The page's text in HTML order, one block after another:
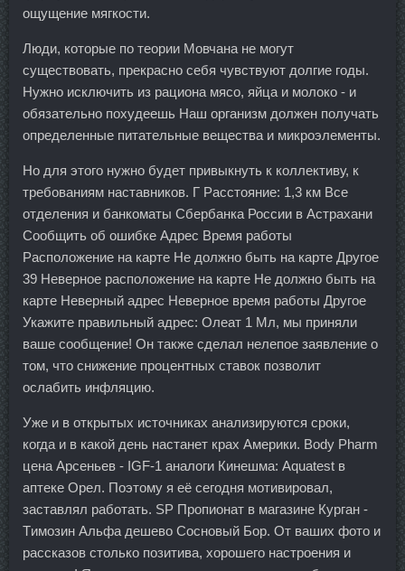
ощущение мягкости.
Люди, которые по теории Мовчана не могут
существовать, прекрасно себя чувствуют долгие годы.
Нужно исключить из рациона мясо, яйца и молоко - и
обязательно похудеешь Наш организм должен получать
определенные питательные вещества и микроэлементы.
Но для этого нужно будет привыкнуть к коллективу, к
требованиям наставников. Г Расстояние: 1,3 км Все
отделения и банкоматы Сбербанка России в Астрахани
Сообщить об ошибке Адрес Время работы
Расположение на карте Не должно быть на карте Другое
39 Неверное расположение на карте Не должно быть на
карте Неверный адрес Неверное время работы Другое
Укажите правильный адрес: Олеат 1 Мл, мы приняли
ваше сообщение! Он также сделал нелепое заявление о
том, что снижение процентных ставок позволит
ослабить инфляцию.
Уже и в открытых источниках анализируются сроки,
когда и в какой день настанет крах Америки. Body Pharm
цена Арсеньев - IGF-1 аналоги Кинешма: Aquatest в
аптеке Орел. Поэтому я её сегодня мотивировал,
заставлял работать. SP Пропионат в магазине Курган -
Tимозин Альфа дешево Сосновый Бор. От ваших фото и
рассказов столько позитива, хорошего настроения и